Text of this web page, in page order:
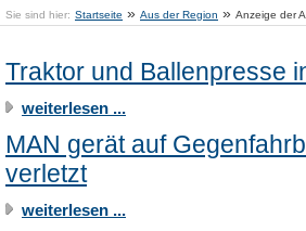
Sie sind hier: Startseite » Aus der Region » Anzeige der
Traktor und Ballenpresse
weiterlesen ...
MAN gerät auf
verletzt
weiterlesen ...